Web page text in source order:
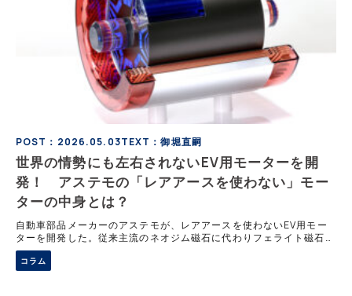
POST：2026.05.03TEXT：御堀直嗣
世界の情勢にも左右されないEV用モーターを開
発！ アステモの「レアアースを使わない」モー
ターの中身とは？
自動車部品メーカーのアステモが、レアアースを使わないEV用モー
ターを開発した。従来主流のネオジム磁石に代わりフェライト磁石を
採用し、多層フラックス構造によって磁気抵抗を高めることで高出力
化を実現。ローター拡大や電流強化も組み合わせ、180kWという実
用十分な性能を確保した。
コラム